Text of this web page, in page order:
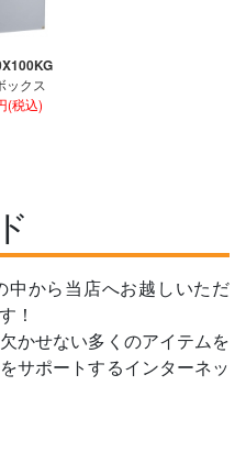
ックス
(税込)
中から当店へお越しいただ
！
かせない多くのアイテムを
サポートするインターネッ